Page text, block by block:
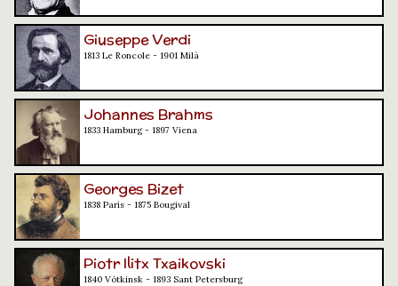
Giuseppe Verdi
1813 Le Roncole - 1901 Milà
Johannes Brahms
1833 Hamburg - 1897 Viena
Georges Bizet
1838 París - 1875 Bougival
Piotr Ilitx Txaikovski
1840 Vótkinsk - 1893 Sant Petersburg